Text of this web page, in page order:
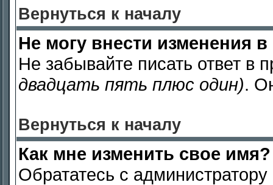
Вернуться к началу
Не могу внести изменения
Не забывайте писать ответ в
двадцать пять плюс один).
Вернуться к началу
Как мне изменить свое имя?
Обрататесь с